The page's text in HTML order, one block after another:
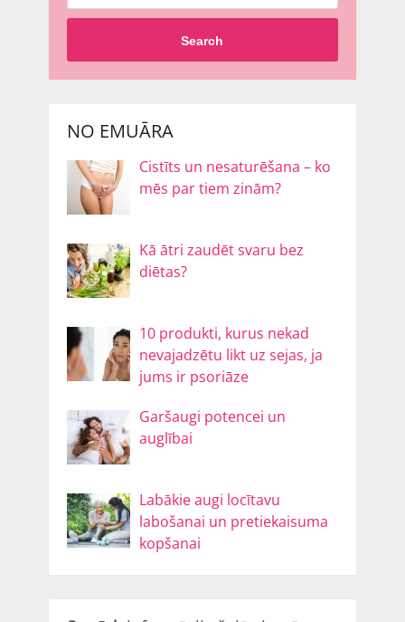
Search
NO EMUĀRA
Cistīts un nesaturēšana – ko
mēs par tiem zinām?
Kā ātri zaudēt svaru bez
diētas?
10 produkti, kurus nekad
nevajadzētu likt uz sejas, ja
jums ir psoriāze
Garšaugi potencei un
auglībai
Labākie augi locītavu
labošanai un pretiekaisuma
kopšanai